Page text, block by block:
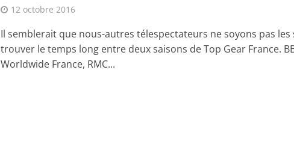
12 octobre 2016
Il semblerait que nous-autres télespectateurs ne soyons pas les
trouver le temps long entre deux saisons de Top Gear France.
Worldwide France, RMC...